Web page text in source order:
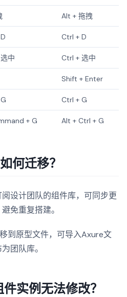
Alt + 拖拽
Ctrl + D
中 Ctrl + 选中
Shift + Enter
Ctrl + G
+ G Alt + Ctrl + G
何迁移？
设计团队的组件库，可同步更
免重复搭建。
到原型文件，可导入Axure文
团队库。
实例无法修改？